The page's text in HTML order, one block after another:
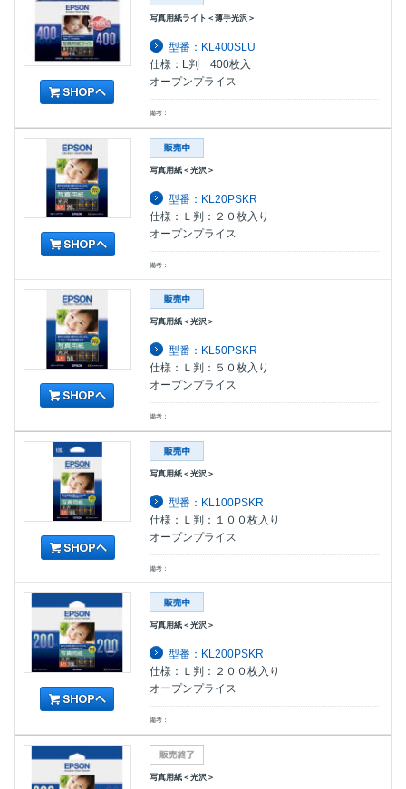
写真用紙ライト＜薄手光沢＞
型番：KL400SLU
仕様：L判 400枚入
オープンプライス
備考：
写真用紙＜光沢＞
型番：KL20PSKR
仕様：Ｌ判：２０枚入り
オープンプライス
備考：
写真用紙＜光沢＞
型番：KL50PSKR
仕様：Ｌ判：５０枚入り
オープンプライス
備考：
写真用紙＜光沢＞
型番：KL100PSKR
仕様：Ｌ判：１００枚入り
オープンプライス
備考：
写真用紙＜光沢＞
型番：KL200PSKR
仕様：Ｌ判：２００枚入り
オープンプライス
備考：
写真用紙＜光沢＞